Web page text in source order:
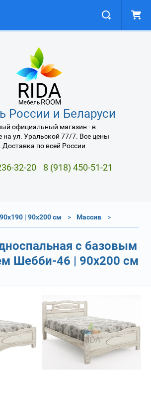
России и Беларуси
официальный магазин - в
на ул. Уральской 77/7. Все цены
по всей России
32-20 8 (918) 450-51-21
90х190 | 90х200 см Массив
с базовым
Шебби-46 | 90х200 см